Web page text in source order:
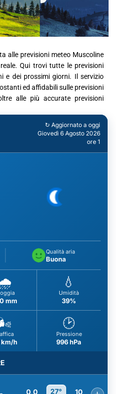
alle previsioni meteo Muscoline
Qui trovi tutte le previsioni
e dei prossimi giorni. Il servizio
ed affidabili sulle previsioni
alle più accurate previsioni
↻ Aggiornato a oggi
Giovedì 6 Agosto 2026
ore 1
Qualità aria
Buona
mm
💧
Umidità
39%
🌬️
km/h
🕑
Pressione
996 hPa
0,0
27°
10